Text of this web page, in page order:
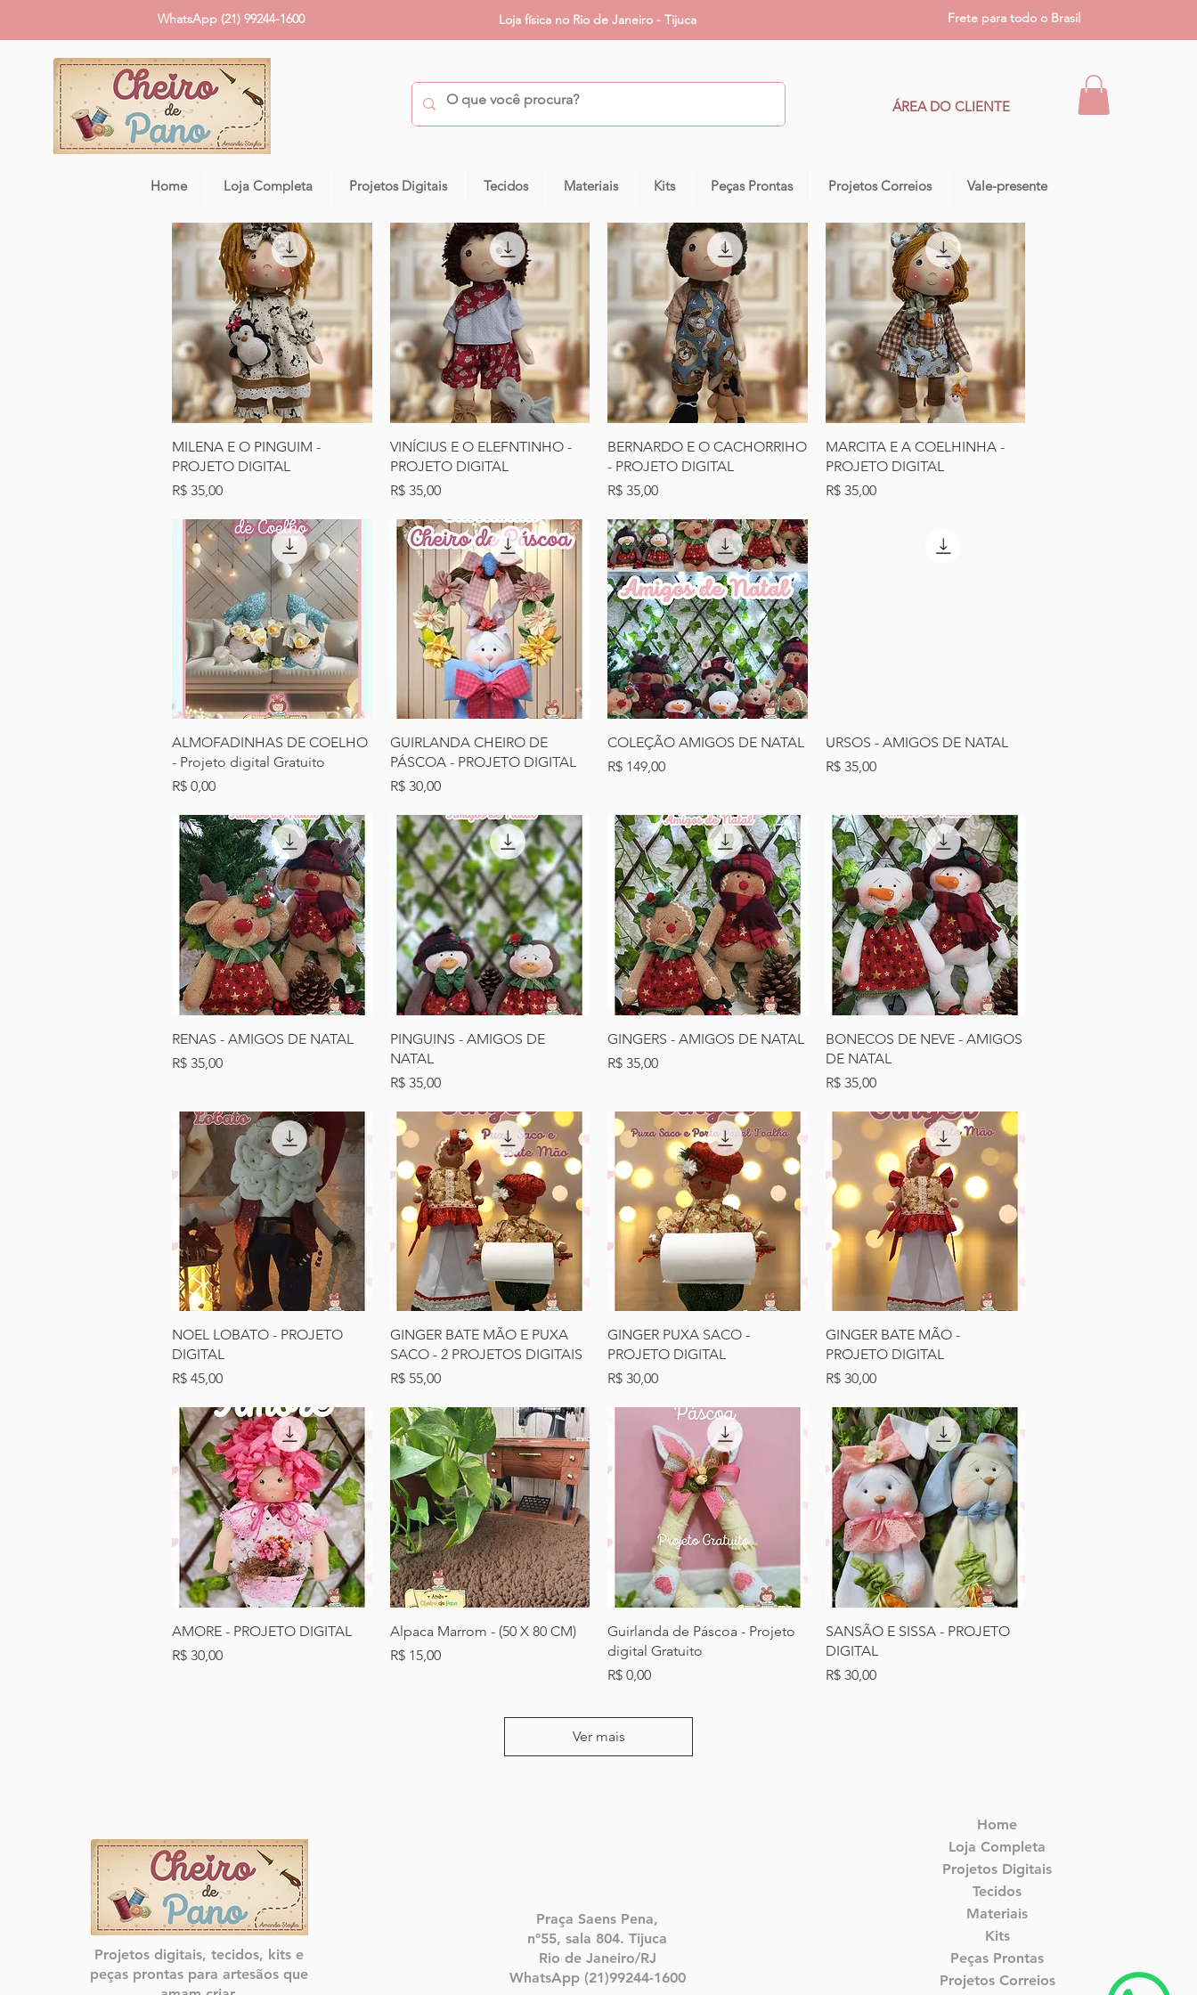
WhatsApp (21) 99244-1600 Loja física no Rio de Janeiro - Tijuca Frete para todo o Brasil
ÁREA DO CLIENTE
Home Loja Completa Projetos Digitais Tecidos Materiais Kits Peças Prontas Projetos Correios Vale-presente
Visualização rápida
MILENA E O PINGUIM -
PROJETO DIGITAL
Preço
R$ 35,00
Visualização rápida
VINÍCIUS E O ELEFNTINHO -
PROJETO DIGITAL
Preço
R$ 35,00
Visualização rápida
BERNARDO E O CACHORRIHO
- PROJETO DIGITAL
Preço
R$ 35,00
Visualização rápida
MARCITA E A COELHINHA -
PROJETO DIGITAL
Preço
R$ 35,00
Visualização rápida
ALMOFADINHAS DE COELHO
- Projeto digital Gratuito
Preço
R$ 0,00
Visualização rápida
GUIRLANDA CHEIRO DE
PÁSCOA - PROJETO DIGITAL
Preço
R$ 30,00
Visualização rápida
COLEÇÃO AMIGOS DE NATAL
Preço
R$ 149,00
Visualização rápida
URSOS - AMIGOS DE NATAL
Preço
R$ 35,00
Visualização rápida
RENAS - AMIGOS DE NATAL
Preço
R$ 35,00
Visualização rápida
PINGUINS - AMIGOS DE
NATAL
Preço
R$ 35,00
Visualização rápida
GINGERS - AMIGOS DE NATAL
Preço
R$ 35,00
Visualização rápida
BONECOS DE NEVE - AMIGOS
DE NATAL
Preço
R$ 35,00
Visualização rápida
NOEL LOBATO - PROJETO
DIGITAL
Preço
R$ 45,00
Visualização rápida
GINGER BATE MÃO E PUXA
SACO - 2 PROJETOS DIGITAIS
Preço
R$ 55,00
Visualização rápida
GINGER PUXA SACO -
PROJETO DIGITAL
Preço
R$ 30,00
Visualização rápida
GINGER BATE MÃO -
PROJETO DIGITAL
Preço
R$ 30,00
Visualização rápida
AMORE - PROJETO DIGITAL
Preço
R$ 30,00
Visualização rápida
Alpaca Marrom - (50 X 80 CM)
Preço
R$ 15,00
Visualização rápida
Guirlanda de Páscoa - Projeto
digital Gratuito
Preço
R$ 0,00
Visualização rápida
SANSÃO E SISSA - PROJETO
DIGITAL
Preço
R$ 30,00
Ver mais
Projetos digitais, tecidos, kits e
peças prontas para artesãos que
Praça Saens Pena,
nº55, sala 804. Tijuca
Rio de Janeiro/RJ
WhatsApp (21)99244-1600
Home
Loja Completa
Projetos Digitais
Tecidos
Materiais
Kits
Peças Prontas
Projetos Correios